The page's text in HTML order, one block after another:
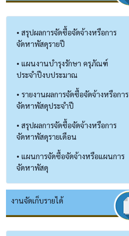
• สรุปผลการจัดซื้อจัดจ้างหรือการ
จัดหาพัสดุรายปี
• แผนงานบำรุงรักษา ครุภัณฑ์
ประจำปีงบประมาณ
• รายงานผลการจัดซื้อจัดจ้างหรือการ
จัดหาพัสดุประจำปี
• สรุปผลการจัดซื้อจัดจ้างหรือการ
จัดหาพัสดุรายเดือน
• แผนการจัดซื้อจัดจ้างหรือแผนการ
จัดหาพัสดุ
งานจัดเก็บรายได้